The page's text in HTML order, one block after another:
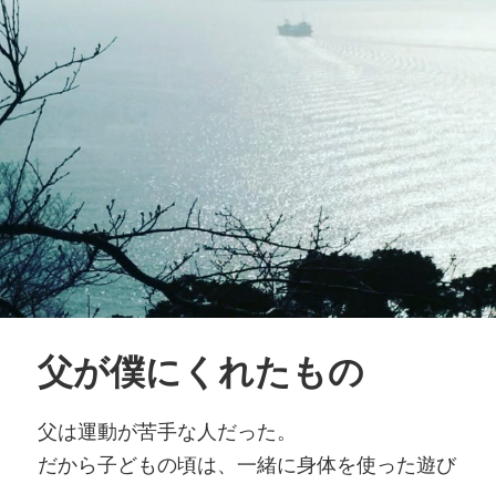
父が僕にくれたもの
父は運動が苦手な人だった。
だから子どもの頃は、一緒に身体を使った遊び